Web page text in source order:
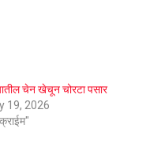
चेन खेचून चोरटा पसार
19, 2026